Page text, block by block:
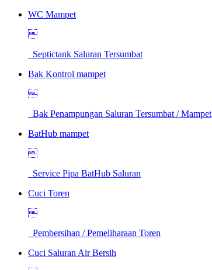
WC Mampet

Septictank Saluran Tersumbat
Bak Kontrol mampet

Bak Penampungan Saluran Tersumbat / Mampet
BatHub mampet

Service Pipa BatHub Saluran
Cuci Toren

Pembersihan / Pemeliharaan Toren
Cuci Saluran Air Bersih